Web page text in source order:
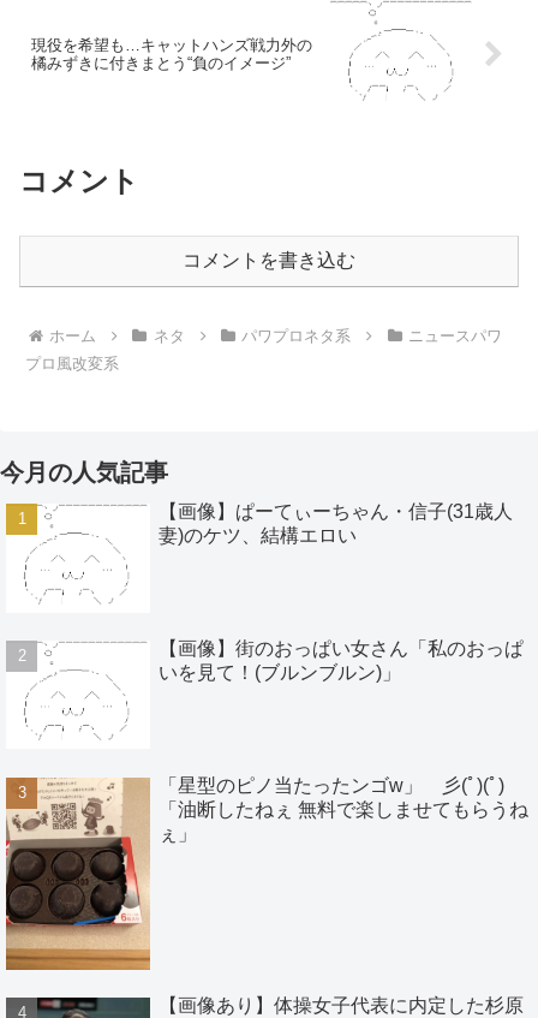
現役を希望も…キャットハンズ戦力外の
橘みずきに付きまとう“負のイメージ”
コメント
コメントを書き込む
ホーム ネタ パワプロネタ系
ニュースパワ
プロ風改変系
今月の人気記事
【画像】ぱーてぃーちゃん・信子(31歳人
妻)のケツ、結構エロい
【画像】街のおっぱい女さん「私のおっぱ
いを見て！(ブルンブルン)」
「星型のピノ当たったンゴw」 彡(ﾟ)(ﾟ)
「油断したねぇ 無料で楽しませてもらうね
ぇ」
【画像あり】体操女子代表に内定した杉原